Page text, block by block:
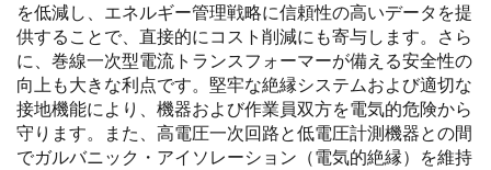
を低減し、エネルギー管理戦略に信頼性の高いデータを提
供することで、直接的にコスト削減にも寄与します。さら
に、巻線一次型電流トランスフォーマーが備える安全性の
向上も大きな利点です。堅牢な絶縁システムおよび適切な
接地機能により、機器および作業員双方を電気的危険から
守ります。また、高電圧一次回路と低電圧計測機器との間
でガルバニック・アイソレーション（電気的絶縁）を維持